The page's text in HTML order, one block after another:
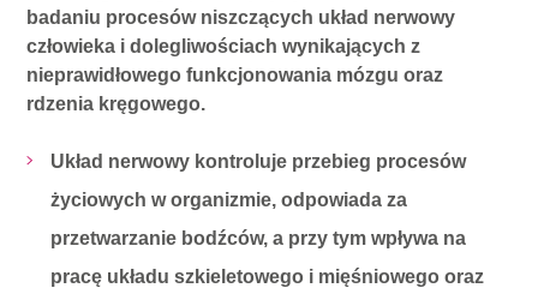
badaniu procesów niszczących układ nerwowy
człowieka i dolegliwościach wynikających z
nieprawidłowego funkcjonowania mózgu oraz
rdzenia kręgowego.
Układ nerwowy kontroluje przebieg procesów
życiowych w organizmie, odpowiada za
przetwarzanie bodźców, a przy tym wpływa na
pracę układu szkieletowego i mięśniowego oraz